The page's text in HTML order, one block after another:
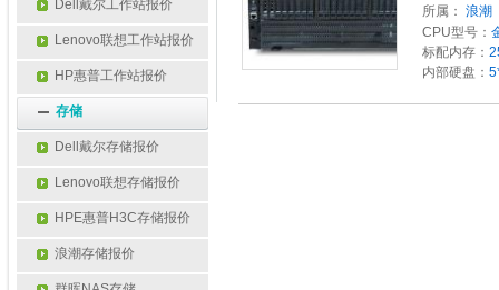
Dell戴尔工作站报价
Lenovo联想工作站报价
HP惠普工作站报价
存储
Dell戴尔存储报价
Lenovo联想存储报价
HPE惠普H3C存储报价
浪潮存储报价
所属： 浪潮
CPU型号：
标配内存：
内部硬盘：